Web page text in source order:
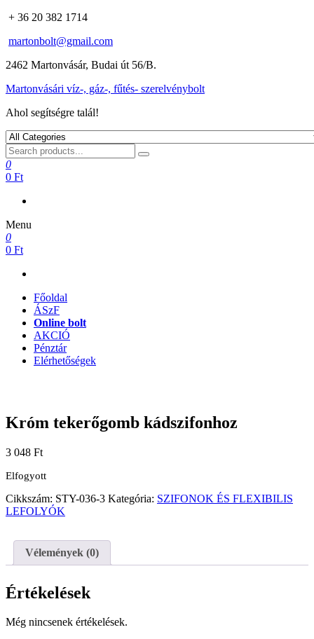
+ 36 20 382 1714
martonbolt@gmail.com
2462 Martonvásár, Budai út 56/B.
Martonvásári víz-, gáz-, fűtés- szerelvénybolt
Ahol segítségre talál!
0
0 Ft
Menu
0
0 Ft
Főoldal
ÁSzF
Online bolt
AKCIÓ
Pénztár
Elérhetőségek
Króm tekerőgomb kádszifonhoz
3 048 Ft
Elfogyott
Cikkszám: STY-036-3 Kategória: SZIFONOK ÉS FLEXIBILIS
LEFOLYÓK
Vélemények (0)
Értékelések
Még nincsenek értékelések.